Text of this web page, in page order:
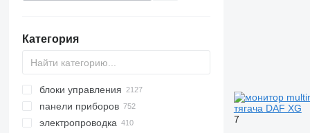
Категория
блоки управления
панели приборов
электропроводка
тягача DAF XG
7